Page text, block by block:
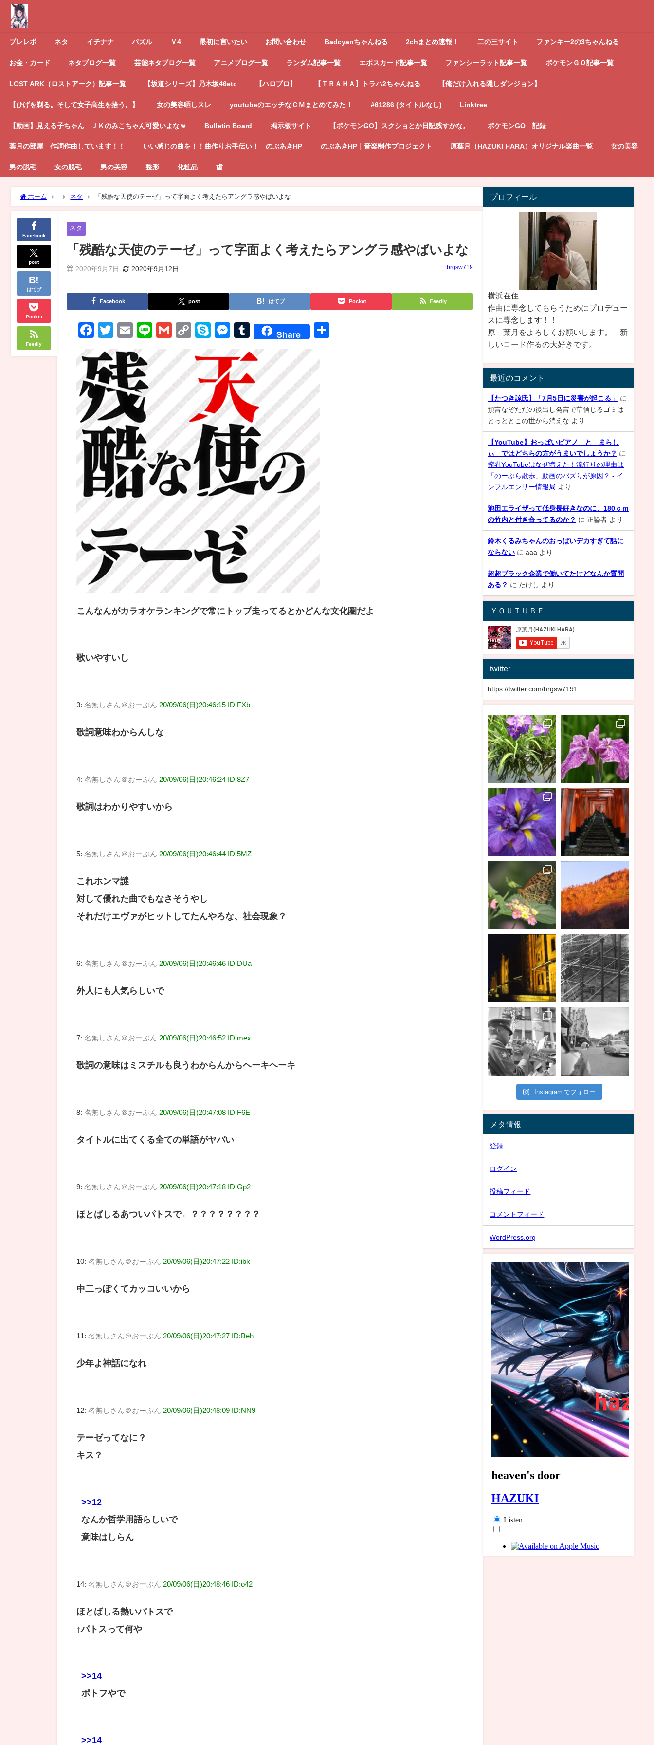
ブレレボ ネタ イチナナ パズル Ｖ4 最初に言いたい お問い合わせ Badcyanちゃんねる 2chまとめ速報！ 二の三サイト ファンキー2の3ちゃんねる
お金・カード ネタブログ一覧 芸能ネタブログ一覧 アニメブログ一覧 ランダム記事一覧 エポスカード記事一覧 ファンシーラット記事一覧 ポケモンＧＯ記事一覧
LOST ARK（ロストアーク）記事一覧 【坂道シリーズ】乃木坂46etc 【ハロプロ】 【ＴＲＡＨＡ】トラハ2ちゃんねる 【俺だけ入れる隠しダンジョン】
【ひげを剃る。そして女子高生を拾う。】 女の美容晒しスレ youtubeのエッチなＣＭまとめてみた！ #61286 (タイトルなし) Linktree
【動画】見える子ちゃん ＪＫのみこちゃん可愛いよなｗ Bulletin Board 掲示板サイト 【ポケモンGO】スクショとか日記残すかな。 ポケモンGO 記録
葉月の部屋 作詞作曲しています！！ いい感じの曲を！！曲作りお手伝い！ のぶあきHP のぶあきHP｜音楽制作プロジェクト 原葉月（HAZUKI HARA）オリジナル楽曲一覧 女の美容
男の脱毛 女の脱毛 男の美容 整形 化粧品 歯
ホーム ネタ 「残酷な天使のテーゼ」って字面よく考えたらアングラ感やばいよな
Facebook
post
はてブ
Pocket
Feedly
ネタ
「残酷な天使のテーゼ」って字面よく考えたらアングラ感やばいよな
2020年9月7日 2020年9月12日 brgsw719
Facebook post はてブ Pocket Feedly
Facebook
Twitter
EmailLineGmailCopy
Link
SkypeMessenger
Tumblr
Share
こんなんがカラオケランキングで常にトップ走ってるとかどんな文化圏だよ
歌いやすいし
3: 名無しさん＠おーぷん 20/09/06(日)20:46:15 ID:FXb
歌詞意味わからんしな
4: 名無しさん＠おーぷん 20/09/06(日)20:46:24 ID:8Z7
歌詞はわかりやすいから
5: 名無しさん＠おーぷん 20/09/06(日)20:46:44 ID:5MZ
これホンマ謎
対して優れた曲でもなさそうやし
それだけエヴァがヒットしてたんやろな、社会現象？
6: 名無しさん＠おーぷん 20/09/06(日)20:46:46 ID:DUa
外人にも人気らしいで
7: 名無しさん＠おーぷん 20/09/06(日)20:46:52 ID:mex
歌詞の意味はミスチルも良うわからんからヘーキヘーキ
8: 名無しさん＠おーぷん 20/09/06(日)20:47:08 ID:F6E
タイトルに出てくる全ての単語がヤバい
9: 名無しさん＠おーぷん 20/09/06(日)20:47:18 ID:Gp2
ほとばしるあついパトスで←？？？？？？？？
10: 名無しさん＠おーぷん 20/09/06(日)20:47:22 ID:ibk
中二っぽくてカッコいいから
11: 名無しさん＠おーぷん 20/09/06(日)20:47:27 ID:Beh
少年よ神話になれ
12: 名無しさん＠おーぷん 20/09/06(日)20:48:09 ID:NN9
テーゼってなに？
キス？
>>12
なんか哲学用語らしいで
意味はしらん
14: 名無しさん＠おーぷん 20/09/06(日)20:48:46 ID:o42
ほとばしる熱いパトスで
↑パトスって何や
>>14
ポトフやで
>>14
プロフィール
横浜在住
作曲に専念してもらうためにプロデュー
スに専念します！！
原 葉月をよろしくお願いします。 新
しいコード作るの大好きです。
最近のコメント
【たつき諒氏】「7月5日に災害が起こる」
に
預言なぞただの後出し発言で草信じるゴミは
とっととこの世から消えな より
【YouTube】おっぱいピアノ と まらし
ぃ ではどちらの方がうまいでしょうか？ に
搾乳YouTubeはなぜ増えた！流行りの理由は
「のーぶら散歩」動画のバズりが原因？ - イ
ンフルエンサー情報局 より
池田エライザって低身長好きなのに、180ｃｍ
の竹内と付き合ってるのか？ に 正論者 より
鈴木くるみちゃんのおっぱいデカすぎて話に
ならない に aaa より
超超ブラック企業で働いてたけどなんか質問
ある？ に たけし より
ＹＯＵＴＵＢＥ
twitter
https://twitter.com/brgsw7191
Instagram でフォロー
メタ情報
登録
ログイン
投稿フィード
コメントフィード
WordPress.org